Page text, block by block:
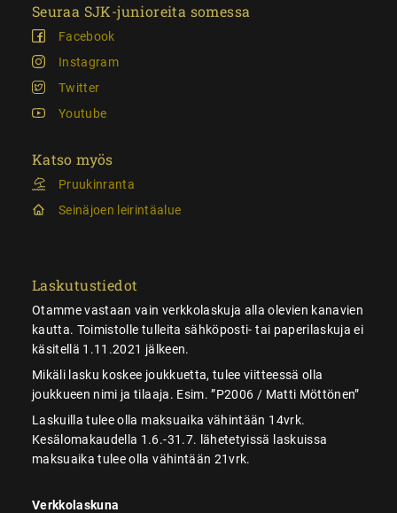
Seuraa SJK-junioreita somessa
Facebook
Instagram
Twitter
Youtube
Katso myös
Pruukinranta
Seinäjoen leirintäalue
Laskutustiedot
Otamme vastaan vain verkkolaskuja alla olevien kanavien
kautta. Toimistolle tulleita sähköposti- tai paperilaskuja ei
käsitellä 1.11.2021 jälkeen.
Mikäli lasku koskee joukkuetta, tulee viitteessä olla
joukkueen nimi ja tilaaja. Esim. ”P2006 / Matti Möttönen”
Laskuilla tulee olla maksuaika vähintään 14vrk.
Kesälomakaudella 1.6.-31.7. lähetetyissä laskuissa
maksuaika tulee olla vähintään 21vrk.
Verkkolaskuna